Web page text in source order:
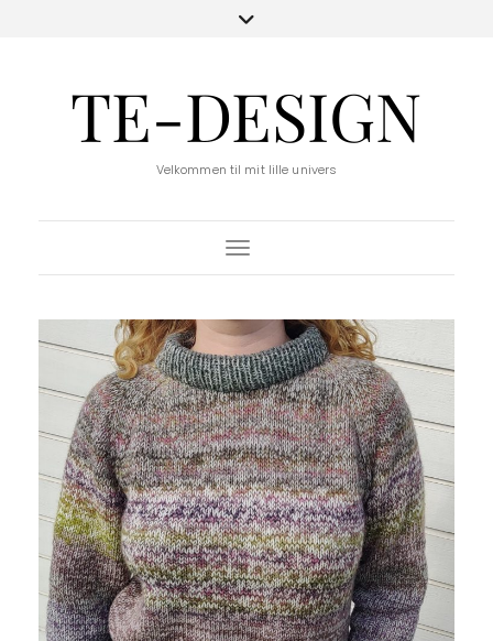
TE-DESIGN
Velkommen til mit lille univers
Toggle Navigation